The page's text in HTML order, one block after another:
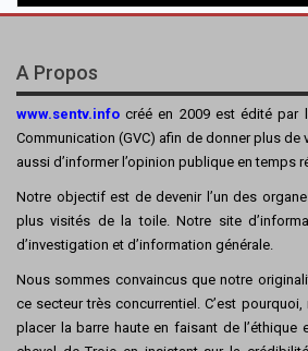
A Propos
www.sentv.info créé en 2009 est édité par
Communication (GVC) afin de donner plus
aussi d’informer l’opinion publique en temps
Notre objectif est de devenir l’un des
plus visités de la toile. Notre site
d’investigation et d’information générale.
Nous sommes convaincus que notre
ce secteur très concurrentiel. C’est
placer la barre haute en faisant de